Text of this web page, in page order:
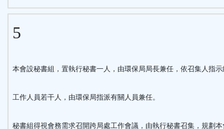
5
本會設秘書組，置執行秘書一人，由環保局局長兼任，依召集人指
工作人員若干人，由環保局指派有關人員兼任。
秘書組得視會務需求召開跨局處工作會議，由執行秘書召集，規劃